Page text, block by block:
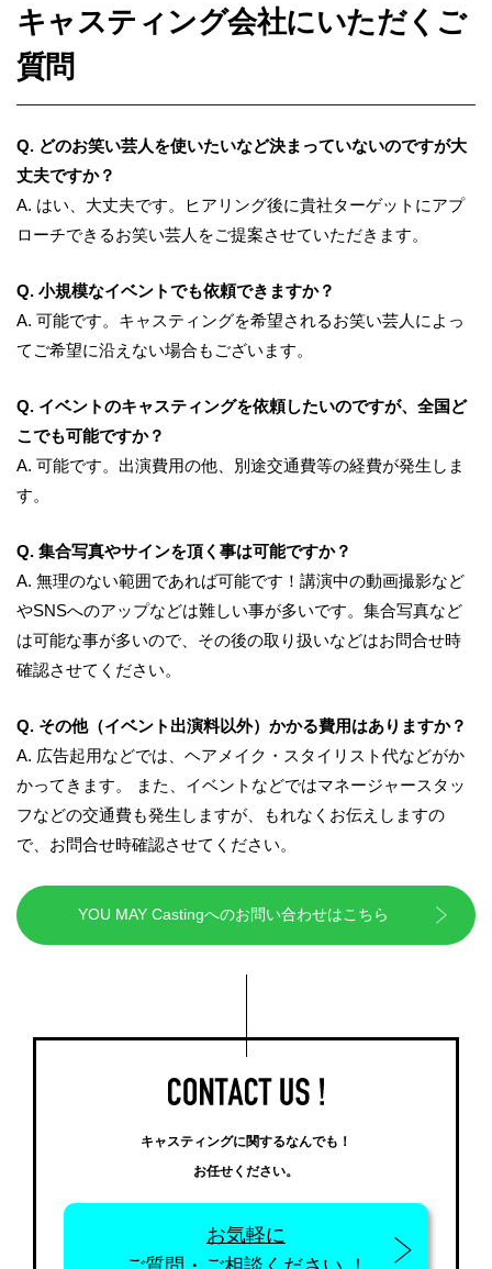
キャスティング会社にいただくご
質問
Q. どのお笑い芸人を使いたいなど決まっていないのですが大
丈夫ですか？
A. はい、大丈夫です。ヒアリング後に貴社ターゲットにアプ
ローチできるお笑い芸人をご提案させていただきます。
Q. 小規模なイベントでも依頼できますか？
A. 可能です。キャスティングを希望されるお笑い芸人によっ
てご希望に沿えない場合もございます。
Q. イベントのキャスティングを依頼したいのですが、全国ど
こでも可能ですか？
A. 可能です。出演費用の他、別途交通費等の経費が発生しま
す。
Q. 集合写真やサインを頂く事は可能ですか？
A. 無理のない範囲であれば可能です！講演中の動画撮影など
やSNSへのアップなどは難しい事が多いです。集合写真など
は可能な事が多いので、その後の取り扱いなどはお問合せ時
確認させてください。
Q. その他（イベント出演料以外）かかる費用はありますか？
A. 広告起用などでは、ヘアメイク・スタイリスト代などがか
かってきます。 また、イベントなどではマネージャースタッ
フなどの交通費も発生しますが、もれなくお伝えしますの
で、お問合せ時確認させてください。
YOU MAY Castingへのお問い合わせはこちら
キャスティングに関するなんでも！
お任せください。
お気軽に